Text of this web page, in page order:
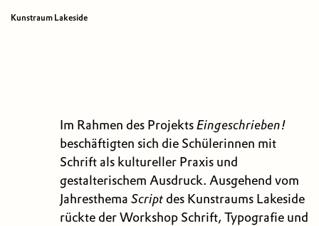
Kunstraum Lakeside
Im Rahmen des ProjektsEingeschrieben!
beschäftigten sich die Schülerinnen mit
Schrift als kultureller Praxis und
gestalterischem Ausdruck. Ausgehend vom
Jahresthema Scriptdes Kunstraums Lakeside
rückte der Workshop Schrift, Typografie und